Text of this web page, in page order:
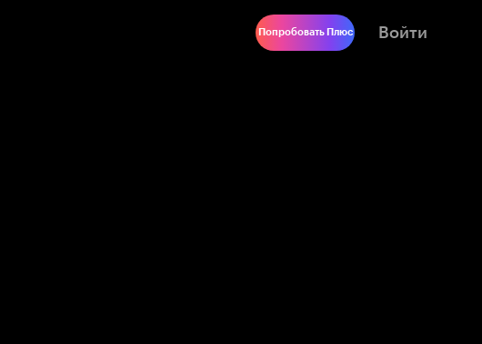
Попробовать Плюс Войти